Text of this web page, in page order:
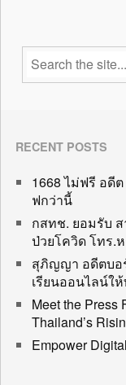
RECENT POSTS
1668 ไม่ฟรี อดี
ฟกว่านี้
กสทช. ยอมรับ
ป่วยโควิด โทร.
สุภิญญา อดีตบอ
เรียนออนไลน์ใ
Meet the Press
Thailand’s
Empower